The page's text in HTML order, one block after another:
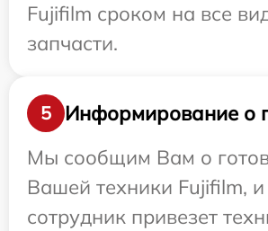
Fujifilm сроком на все
запчасти.
5
Информирование о
Мы сообщим Вам о
Вашей техники Fujifilm,
сотрудник привезет